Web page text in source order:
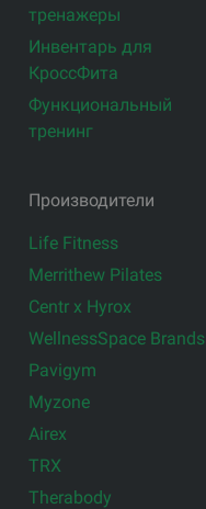
тренажеры
Инвентарь для
КроссФита
Функциональный
тренинг
Производители
Life Fitness
Merrithew Pilates
Centr x Hyrox
WellnessSpace Brands
Pavigym
Myzone
Airex
TRX
Therabody